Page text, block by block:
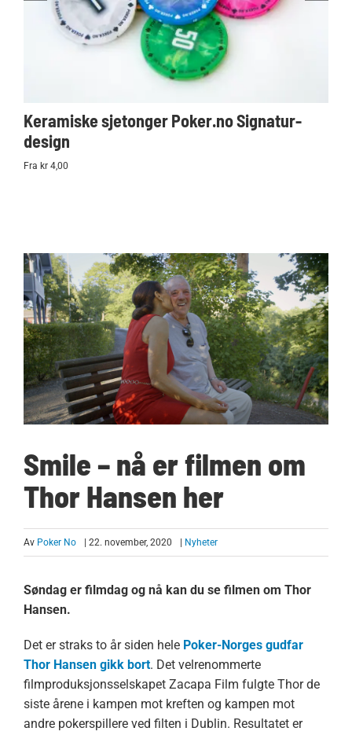
Keramiske sjetonger Poker.no Signatur-
design
Fra kr 4,00
Smile – nå er filmen om
Thor Hansen her
Av Poker No | 22. november, 2020 Nyheter
Søndag er filmdag og nå kan du se filmen om Thor
Hansen.
Det er straks to år siden hele Poker-Norges gudfar
Thor Hansen gikk bort. Det velrenommerte
filmproduksjonsselskapet Zacapa Film fulgte Thor de
siste årene i kampen mot kreften og kampen mot
andre pokerspillere ved filten i Dublin. Resultatet er